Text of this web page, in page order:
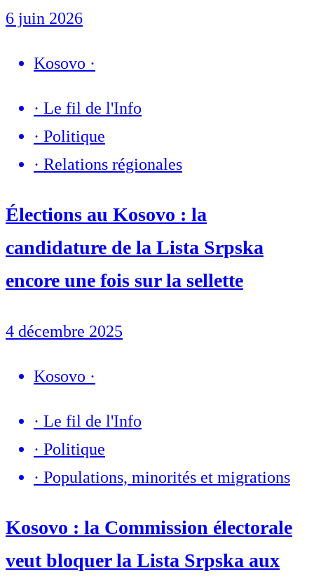
6 juin 2026
Kosovo ·
· Le fil de l'Info
· Politique
· Relations régionales
Élections au Kosovo : la
candidature de la Lista Srpska
encore une fois sur la sellette
4 décembre 2025
Kosovo ·
· Le fil de l'Info
· Politique
· Populations, minorités et migrations
Kosovo : la Commission électorale
veut bloquer la Lista Srpska aux